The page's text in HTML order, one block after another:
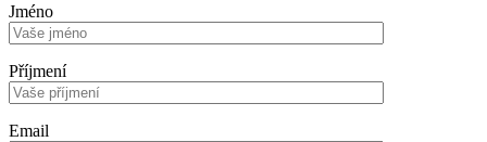
Jméno
Příjmení
Email